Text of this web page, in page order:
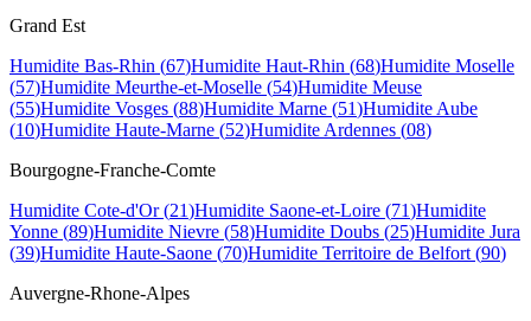
Grand Est
Humidite Bas-Rhin (67)Humidite Haut-Rhin (68)Humidite Moselle
(57)Humidite Meurthe-et-Moselle (54)Humidite Meuse
(55)Humidite Vosges (88)Humidite Marne (51)Humidite Aube
(10)Humidite Haute-Marne (52)Humidite Ardennes (08)
Bourgogne-Franche-Comte
Humidite Cote-d'Or(21)Humidite Saone-et-Loire (71)Humidite
Yonne (89)Humidite Nievre (58)Humidite Doubs (25)Humidite Jura
(39)Humidite Haute-Saone (70)Humidite Territoire de Belfort (90)
Auvergne-Rhone-Alpes